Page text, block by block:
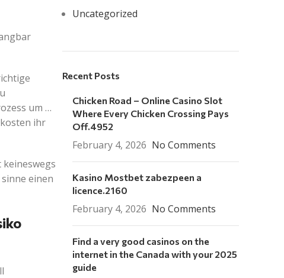
um …
ihr
keineswegs
einen
Uncategorized
Recent Posts
Chicken Road – Online Casino Slot
Where Every Chicken Crossing Pays
Off.4952
February 4, 2026 No Comments
Kasino Mostbet zabezpeen a
licence.2160
February 4, 2026 No Comments
Find a very good casinos on the
internet in the Canada with your 2025
guide